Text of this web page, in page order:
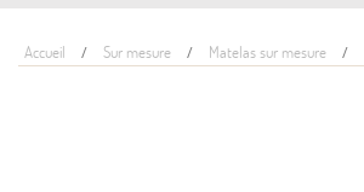
Accueil Sur mesure Matelas sur mesure